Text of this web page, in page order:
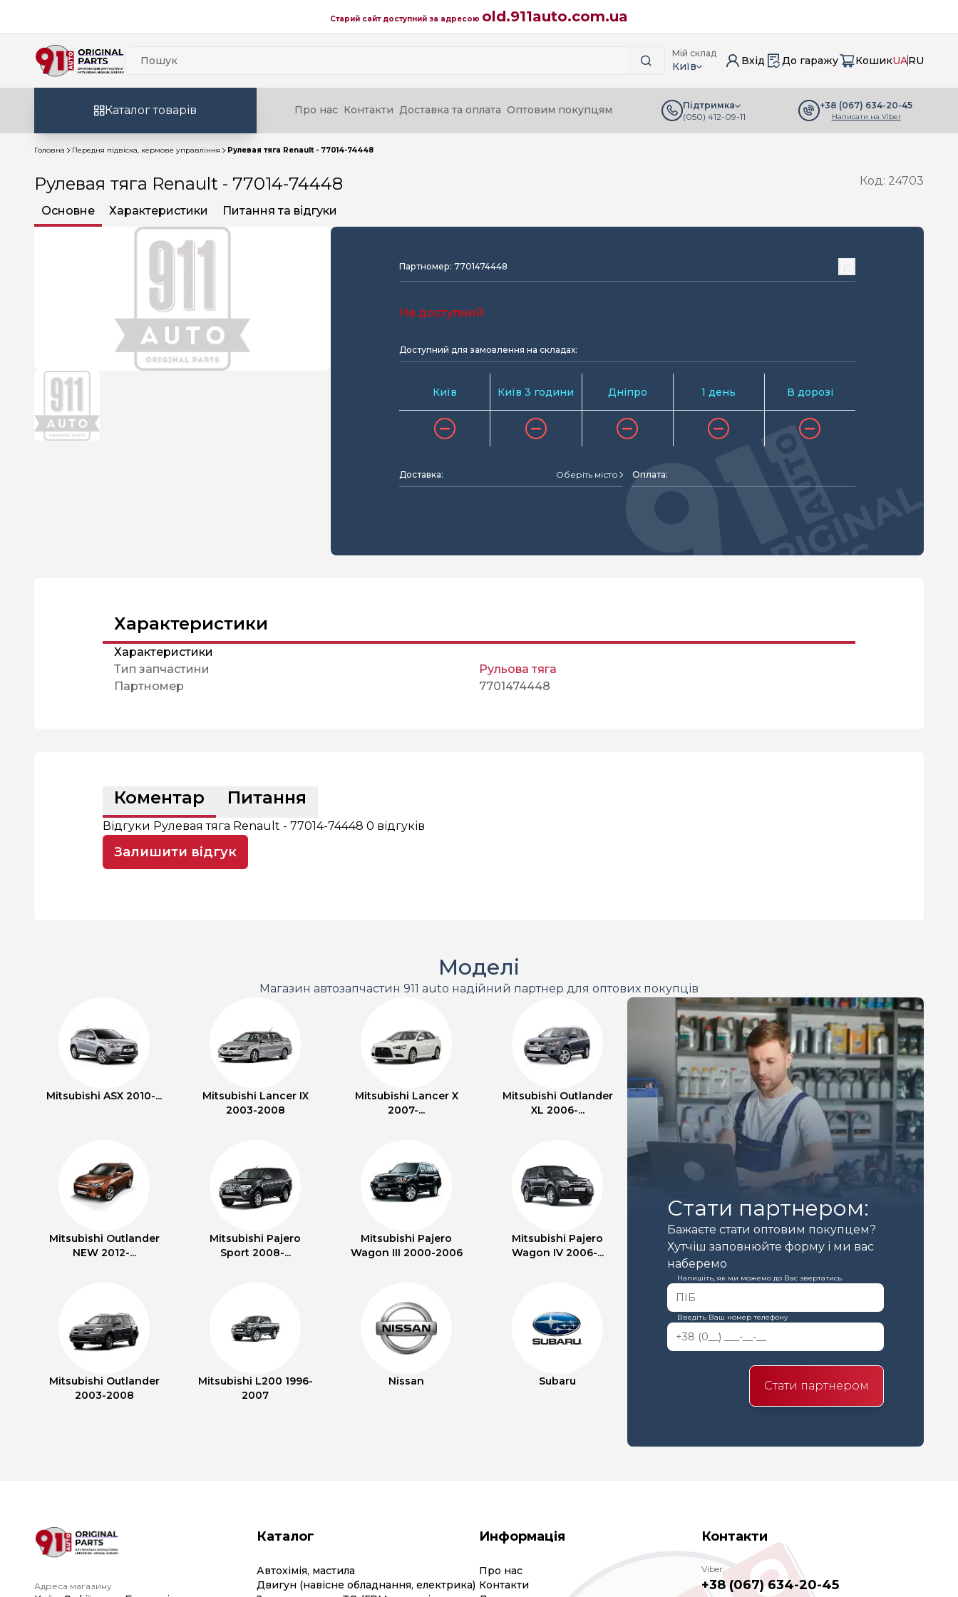
Старий сайт доступний за адресою old.911auto.com.ua
Мій склад
Київ Вхід До гаражу КошикUARU
Каталог товарів Про нас Контакти Доставка та оплата Оптовим покупцям
Підтримка
(050) 412-09-11
+38 (067) 634-20-45
Написати на Viber
Головна Передня підвіска, кермове управління Рулевая тяга Renault - 77014-74448
Рулевая тяга Renault - 77014-74448 Код: 24703
Основне Характеристики Питання та відгуки
Партномер: 7701474448
Не доступний
Доступний для замовлення на складах:
Київ Київ 3 години Дніпро 1 день В дорозі
Доставка: Оберіть місто Оплата:
Характеристики
Характеристики
Тип запчастини
Рульова тяга
Партномер
7701474448
Коментар Питання
Відгуки Рулевая тяга Renault - 77014-74448 0 відгуків
Залишити відгук
Моделі
Магазин автозапчастин 911 auto надійний партнер для оптових покупців
Mitsubishi ASX 2010-...
Mitsubishi Lancer IX
2003-2008
Mitsubishi Lancer X
2007-...
Mitsubishi Outlander
XL 2006-...
Mitsubishi Outlander
NEW 2012-...
Mitsubishi Pajero
Sport 2008-...
Mitsubishi Pajero
Wagon III 2000-2006
Mitsubishi Pajero
Wagon IV 2006-...
Mitsubishi Outlander
2003-2008
Mitsubishi L200 1996-
2007
Nissan Subaru
Стати партнером:
Бажаєте стати оптовим покупцем?
Хутчіш заповнюйте форму і ми вас
наберемо
Напишіть, як ми можемо до Вас звертатись
Введіть Ваш номер телефону
Стати партнером
Адреса магазину
Каталог
Автохімія, мастила
Двигун (навісне обладнання, електрика)
Информація
Про нас
Контакти
Контакти
Viber:
+38 (067) 634-20-45